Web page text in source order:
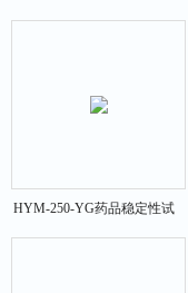
外线UV光固化机
HYM-250-YG药品稳定性试
验箱40-95RH